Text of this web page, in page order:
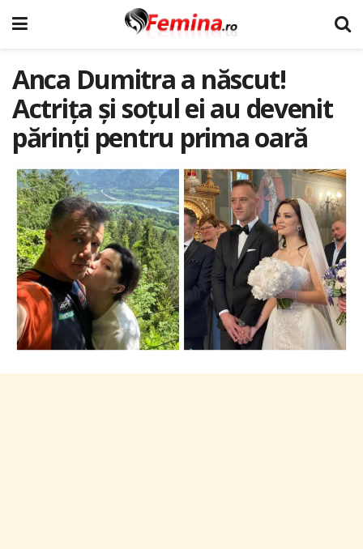
Anca Dumitra a născut!
Actrița și soțul ei au devenit
părinți pentru prima oară